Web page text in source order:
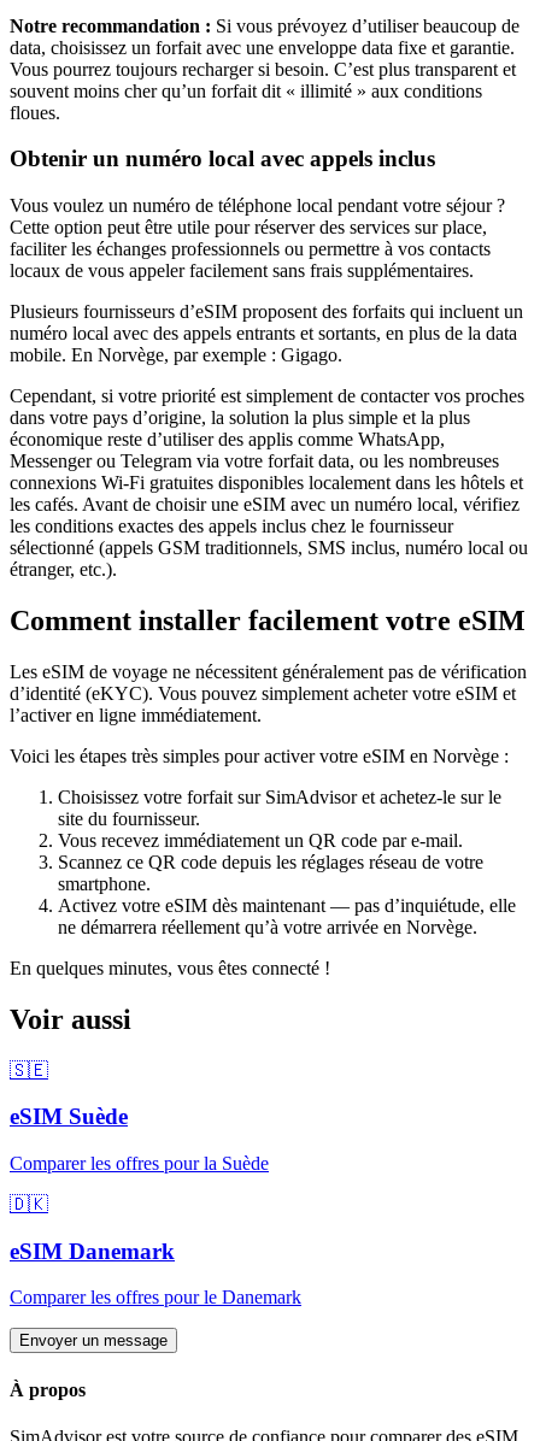
Notre recommandation : Si vous prévoyez d’utiliser beaucoup de
data, choisissez un forfait avec une enveloppe data fixe et garantie.
Vous pourrez toujours recharger si besoin. C’est plus transparent et
souvent moins cher qu’un forfait dit « illimité » aux conditions
floues.
Obtenir un numéro local avec appels inclus
Vous voulez un numéro de téléphone local pendant votre séjour ?
Cette option peut être utile pour réserver des services sur place,
faciliter les échanges professionnels ou permettre à vos contacts
locaux de vous appeler facilement sans frais supplémentaires.
Plusieurs fournisseurs d’eSIM proposent des forfaits qui incluent un
numéro local avec des appels entrants et sortants, en plus de la data
mobile. En Norvège, par exemple : Gigago.
Cependant, si votre priorité est simplement de contacter vos proches
dans votre pays d’origine, la solution la plus simple et la plus
économique reste d’utiliser des applis comme WhatsApp,
Messenger ou Telegram via votre forfait data, ou les nombreuses
connexions Wi‑Fi gratuites disponibles localement dans les hôtels et
les cafés. Avant de choisir une eSIM avec un numéro local, vérifiez
les conditions exactes des appels inclus chez le fournisseur
sélectionné (appels GSM traditionnels, SMS inclus, numéro local ou
étranger, etc.).
Comment installer facilement votre eSIM
Les eSIM de voyage ne nécessitent généralement pas de vérification
d’identité (eKYC). Vous pouvez simplement acheter votre eSIM et
l’activer en ligne immédiatement.
Voici les étapes très simples pour activer votre eSIM en Norvège :
Choisissez votre forfait sur SimAdvisor et achetez-le sur le
site du fournisseur.
Vous recevez immédiatement un QR code par e-mail.
Scannez ce QR code depuis les réglages réseau de votre
smartphone.
Activez votre eSIM dès maintenant — pas d’inquiétude, elle
ne démarrera réellement qu’à votre arrivée en Norvège.
En quelques minutes, vous êtes connecté !
Voir aussi
🇸🇪
eSIM Suède
Comparer les offres pourla Suède
🇩🇰
eSIM Danemark
Comparer les offres pourle Danemark
Envoyer un message
À propos
SimAdvisor est votre source de confiance pour comparer des eSIM